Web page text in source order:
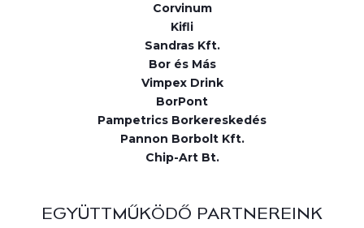
Corvinum
Kifli
Sandras Kft.
Bor és Más
Vimpex Drink
BorPont
Pampetrics Borkereskedés
Pannon Borbolt Kft.
Chip-Art Bt.
EGYÜTTMŰKÖDŐ PARTNEREINK